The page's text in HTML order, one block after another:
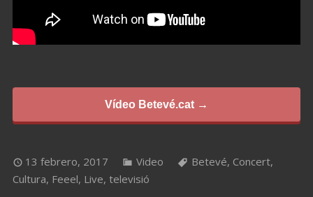
Vídeo Betevé.cat →
13 febrero, 2017 Video Betevé, Concert,
Cultura, Feeel, Live, televisió